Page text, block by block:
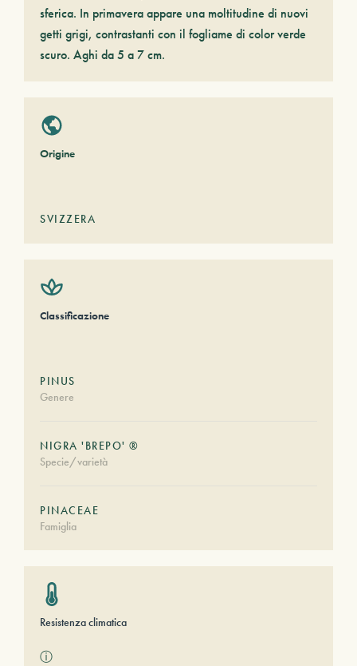
sferica. In primavera appare una moltitudine di nuovi
getti grigi, contrastanti con il fogliame di color verde
scuro. Aghi da 5 a 7 cm.
Origine
SVIZZERA
Classificazione
PINUS
Genere
NIGRA 'BREPO' ®
Specie/varietà
PINACEAE
Famiglia
Resistenza climatica
ⓘ